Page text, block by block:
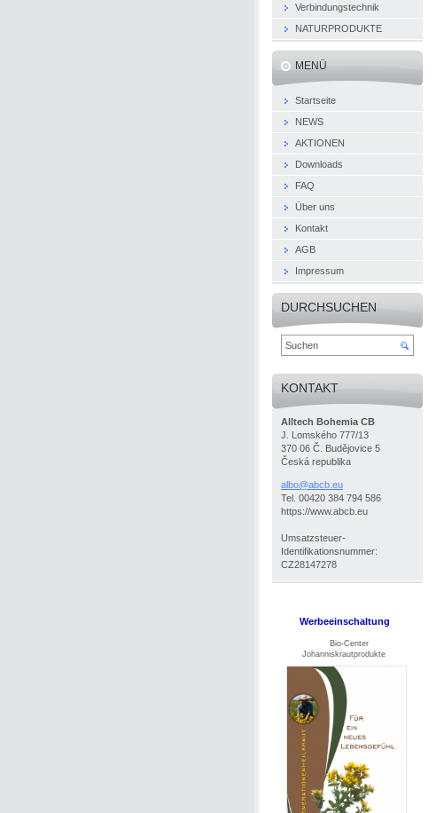
Verbindungstechnik
NATURPRODUKTE
MENÜ
Startseite
NEWS
AKTIONEN
Downloads
FAQ
Über uns
Kontakt
AGB
Impressum
DURCHSUCHEN
KONTAKT
Alltech Bohemia CB
J. Lomského 777/13
370 06 Č. Budějovice 5
Česká republika
albo@abcb.eu
Tel. 00420 384 794 586
https://www.abcb.eu
Umsatzsteuer-
Identifikationsnummer:
CZ28147278
Werbeeinschaltung
Bio-Center
Johanniskrautprodukte